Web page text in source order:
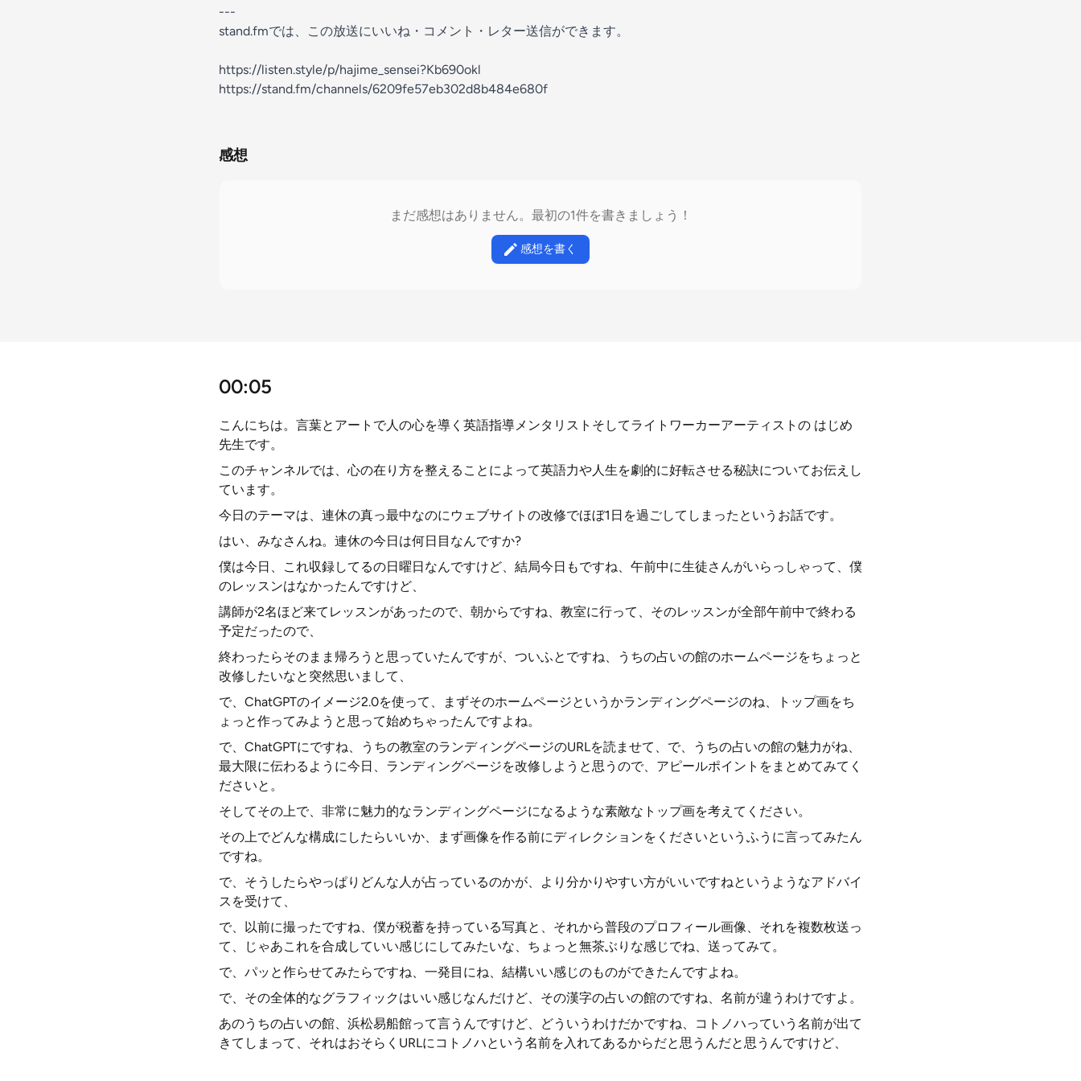
---
stand.fmでは、この放送にいいね・コメント・レター送信ができます。
https://listen.style/p/hajime_sensei?Kb690okl
https://stand.fm/channels/6209fe57eb302d8b484e680f
感想
まだ感想はありません。最初の1件を書きましょう！
感想を書く
00:05
こんにちは。言葉とアートで人の心を導く英語指導メンタリストそしてライトワーカーアーティストの はじめ
先生です。
このチャンネルでは、心の在り方を整えることによって英語力や人生を劇的に好転させる秘訣についてお伝えし
ています。
今日のテーマは、連休の真っ最中なのにウェブサイトの改修でほぼ1日を過ごしてしまったというお話です。
はい、みなさんね。連休の今日は何日目なんですか?
僕は今日、これ収録してるの日曜日なんですけど、結局今日もですね、午前中に生徒さんがいらっしゃって、僕
のレッスンはなかったんですけど、
講師が2名ほど来てレッスンがあったので、朝からですね、教室に行って、そのレッスンが全部午前中で終わる
予定だったので、
終わったらそのまま帰ろうと思っていたんですが、ついふとですね、うちの占いの館のホームページをちょっと
改修したいなと突然思いまして、
で、ChatGPTのイメージ2.0を使って、まずそのホームページというかランディングページのね、トップ画をち
ょっと作ってみようと思って始めちゃったんですよね。
で、ChatGPTにですね、うちの教室のランディングページのURLを読ませて、で、うちの占いの館の魅力がね、
最大限に伝わるように今日、ランディングページを改修しようと思うので、アピールポイントをまとめてみてく
ださいと。
そしてその上で、非常に魅力的なランディングページになるような素敵なトップ画を考えてください。
その上でどんな構成にしたらいいか、まず画像を作る前にディレクションをくださいというふうに言ってみたん
ですね。
で、そうしたらやっぱりどんな人が占っているのかが、より分かりやすい方がいいですねというようなアドバイ
スを受けて、
で、以前に撮ったですね、僕が税蓄を持っている写真と、それから普段のプロフィール画像、それを複数枚送っ
て、じゃあこれを合成していい感じにしてみたいな、ちょっと無茶ぶりな感じでね、送ってみて。
で、パッと作らせてみたらですね、一発目にね、結構いい感じのものができたんですよね。
で、その全体的なグラフィックはいい感じなんだけど、その漢字の占いの館のですね、名前が違うわけですよ。
あのうちの占いの館、浜松易船館って言うんですけど、どういうわけだかですね、コトノハっていう名前が出て
きてしまって、それはおそらくURLにコトノハという名前を入れてあるからだと思うんだと思うんですけど、